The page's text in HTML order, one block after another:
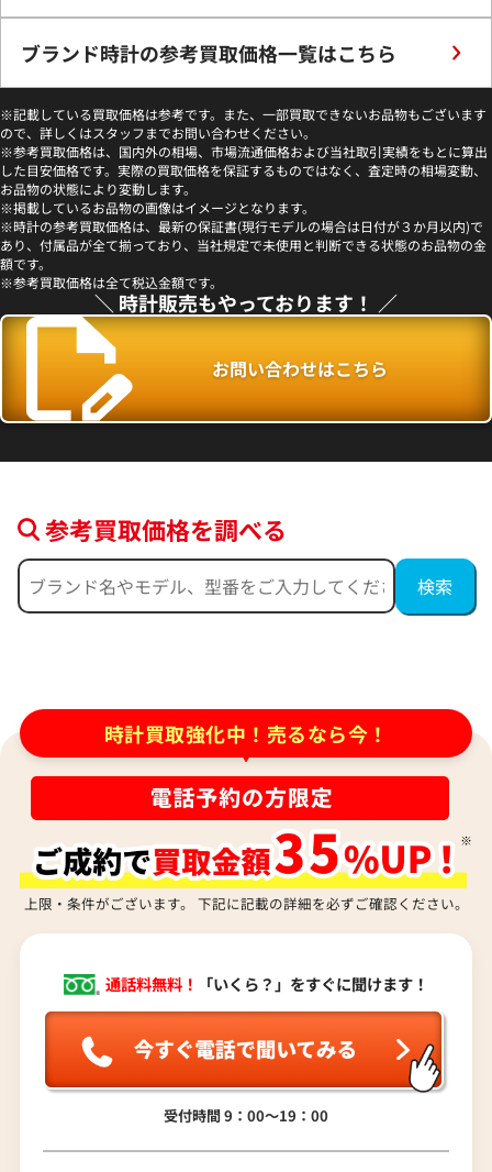
ン マキシ マリーンダイバー
巻式 ブラック
円
日時点の参考買取価格です
ユリス・ナルダン ニュートン
式 ホワイト
参考買取価格
※2022年9月9日時点の参考買取価格で
円
時点の参考買取価格です
205,000円
※2021年11月26日時点の参考買取価格
ザー 自動巻式 ブルー
ブランド時計の参考買取価格一覧はこちら
※記載している買取価格は参考です。また、一部買取できないお品物もございます
ので、詳しくはスタッフまでお問い合わせください。
※参考買取価格は、国内外の相場、市場流通価格および当社取引実績をもとに算出
した目安価格です。実際の買取価格を保証するものではなく、査定時の相場変動、
お品物の状態により変動します。
※掲載しているお品物の画像はイメージとなります。
※時計の参考買取価格は、最新の保証書(現行モデルの場合は日付が３か月以内)で
あり、付属品が全て揃っており、当社規定で未使用と判断できる状態のお品物の金
額です。
※参考買取価格は全て税込金額です。
＼ 時計販売もやっております！ ／
お問い合わせはこちら
参考買取価格を調べる
時計買取強化中！売るなら今！
上限・条件がございます。 下記に記載の詳細を必ずご確認ください。
通話料無料！ 「いくら？」をすぐに聞けます！
受付時間 9：00〜19：00